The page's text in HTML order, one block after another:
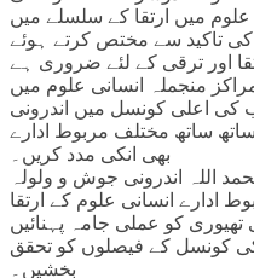
میں ارتقا کے سلسلے میں
تاکید سے مختص کرتے ہوئے
اور ترقی کے لئے ضروری ہے
منجملہ انسانی علوم میں
کی اعلی کونسل میں اندرونی
ساتھ مختلف مربوط ادارے
بھی انکی مدد کریں۔
اللہ اندرونی جوش و ولولہ
انسانی علوم کے ارتقا
کو عملی جامہ پہنائیں
کی کونسل کے فیصلوں کو تحقق
بخشیں۔